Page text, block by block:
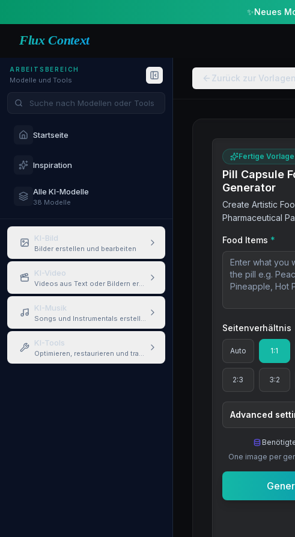
✨Neues
Flux Context
ARBEITSBEREICH
Modelle und Tools
Modelle und Tools suchen
Startseite
Inspiration
Alle KI-Modelle
38 Modelle
KI-Bild
Bilder erstellen und bearbeiten
KI-Video
Videos aus Text oder Bildern erstellen
KI-Musik
Songs und Instrumentals erstellen
KI-Tools
Optimieren, restaurieren und transformieren
Zurück zur
Fertige Vorlage
Pill Capsule
Generator
Create Artistic
Pharmaceutical
Food Items *
Seitenverhältnis
Auto 1:1
2:3 3:2
Advanced
One image per